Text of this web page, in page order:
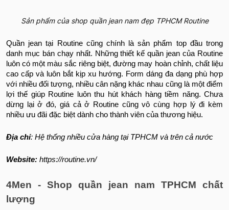
Sản phẩm của shop quần jean nam đẹp TPHCM Routine
Quần jean tại Routine cũng chính là sản phẩm top đầu trong
danh mục bán chạy nhất. Những thiết kế quần jean của Routine
luôn có một màu sắc riêng biệt, đường may hoàn chỉnh, chất liệu
cao cấp và luôn bắt kịp xu hướng. Form dáng đa dạng phù hợp
với nhiều đối tượng, nhiều cân nặng khác nhau cũng là một điểm
lợi thế giúp Routine luôn thu hút khách hàng tiềm năng. Chưa
dừng lại ở đó, giá cả ở Routine cũng vô cùng hợp lý đi kèm
nhiều ưu đãi đặc biệt dành cho thành viên của thương hiệu.
Địa chỉ: Hệ thống nhiều cửa hàng tại TPHCM và trên cả nước
Website: https://routine.vn/
4Men - Shop quần jean nam TPHCM chất
lượng